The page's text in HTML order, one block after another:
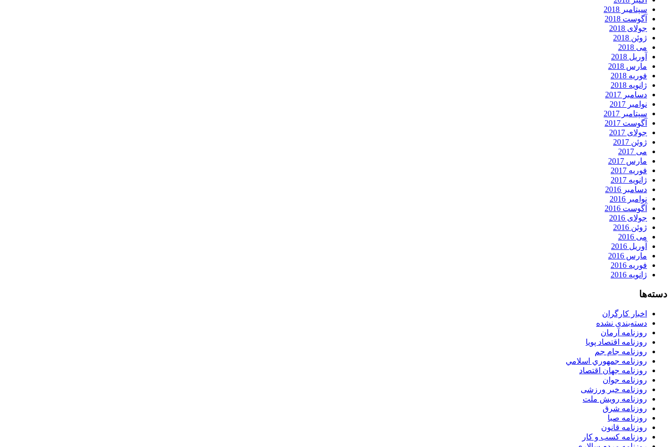
سپتامبر 2018
آگوست 2018
جولای 2018
ژوئن 2018
می 2018
آوریل 2018
مارس 2018
فوریه 2018
ژانویه 2018
دسامبر 2017
نوامبر 2017
سپتامبر 2017
آگوست 2017
جولای 2017
ژوئن 2017
می 2017
مارس 2017
فوریه 2017
ژانویه 2017
دسامبر 2016
نوامبر 2016
آگوست 2016
جولای 2016
ژوئن 2016
می 2016
آوریل 2016
مارس 2016
فوریه 2016
ژانویه 2016
دسته‌ها
اخبار کارگران
دسته‌بندی نشده
روزنامه آرمان
روزنامه اقتصاد پویا
روزنامه جام جم
روزنامه جمهوري اسلامي
روزنامه جهان اقتصاد
روزنامه جوان
روزنامه خبر ورزشى
روزنامه رویش ملت
روزنامه شرق
روزنامه صبا
روزنامه قانون
روزنامه كسب و كار